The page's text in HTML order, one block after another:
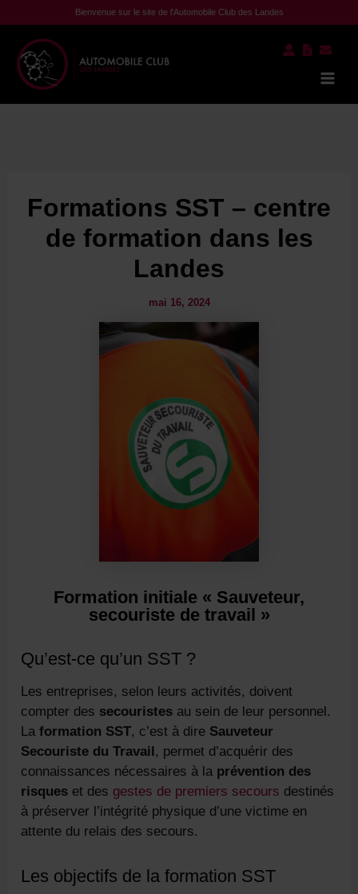
au
contenu
Bienvenue sur le site de l'Automobile Club des Landes
Formations SST – centre
de formation dans les
Landes
mai 16, 2024
Formation initiale « Sauveteur,
secouriste de travail »
Qu’est-ce qu’un SST ?
Les entreprises, selon leurs activités, doivent
compter des secouristes au sein de leur personnel.
Laformation SST, c’est à dire Sauveteur
Secouriste du Travail, permet d’acquérir des
connaissances nécessaires à la prévention des
risques et des gestes de premiers secours destinés
à préserver l’intégrité physique d’une victime en
attente du relais des secours.
Les objectifs de la formation SST